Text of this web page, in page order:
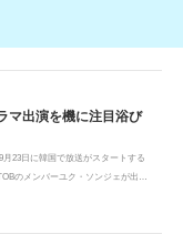
マ出演を機に注目浴び
23日に韓国で放送がスタートする
のメンバーユク・ソンジェが出演